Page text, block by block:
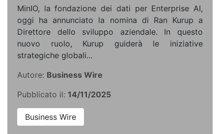
MinIO, la fondazione dei dati per Enterprise AI,
oggi ha annunciato la nomina di Ran Kurup a
Direttore dello sviluppo aziendale. In questo
nuovo ruolo, Kurup guiderà le iniziative
strategiche globali...
Autore: Business Wire
Pubblicato il: 14/11/2025
Business Wire